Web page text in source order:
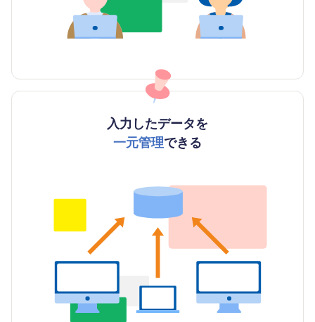
入力したデータを
一元管理できる